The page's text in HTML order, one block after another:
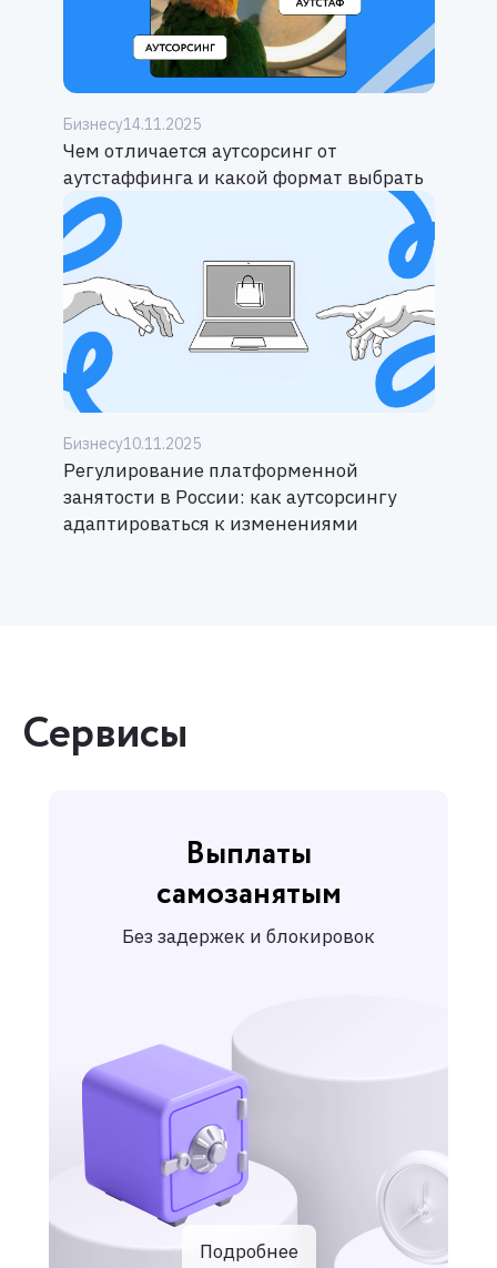
Бизнесу14.11.2025
Чем отличается аутсорсинг от
аутстаффинга и какой формат выбрать
Бизнесу10.11.2025
Регулирование платформенной
занятости в России: как аутсорсингу
адаптироваться к изменениями
Сервисы
Выплаты
самозанятым
Без задержек и блокировок
Подробнее